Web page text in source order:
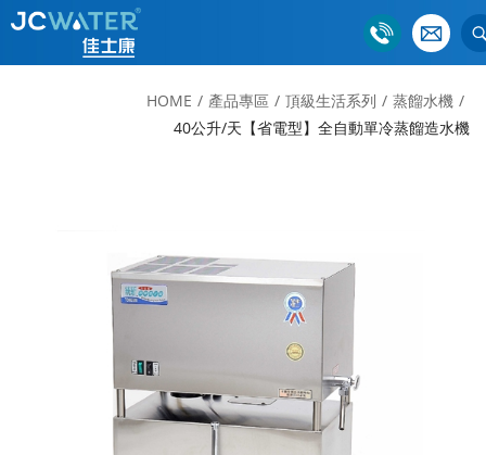
HOME 產品專區 頂級生活系列
蒸餾水機
40公升/天【省電型】全自動單冷蒸餾造水機